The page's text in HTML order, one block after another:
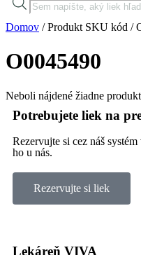
Domov / Produkt SKU kód /
O0045490
Neboli nájdené žiadne
Potrebujete liek na
Rezervujte si cez náš
ho u nás.
Rezervujte si liek
Lekáreň VIVA